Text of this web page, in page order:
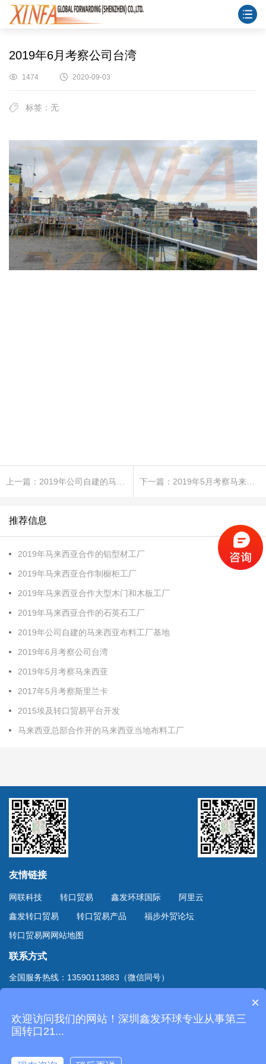
2019年6月考察公司台湾
1474 2020-09-03
标签：无
推荐信息
2019年马来西亚合作的铝型材工厂
2019年马来西亚合作制橱柜工厂
2019年马来西亚合作大型木门和木板工厂
2019年马来西亚合作的石英石工厂
2019年公司自建的马来西亚布料工厂基地
2019年6月考察公司台湾
2019年5月考察马来西亚
2017年5月考察斯里兰卡
2015埃及转口贸易平台开发
马来西亚总部合作开的马来西亚当地布料工厂
友情链接
网联科技 转口贸易 鑫发环球国际
阿里云
鑫发转口贸易
转口贸易产品
福步外贸论坛
转口贸易网网站地图
联系方式
全国服务热线：13590113883（微信同号）
Copyright © 2020
深圳市鑫发环球国际货运有限公司
粤ICP备20061124号-2
×
欢迎访问我们的网站！深圳鑫发环球专业从事第三
国转口21...